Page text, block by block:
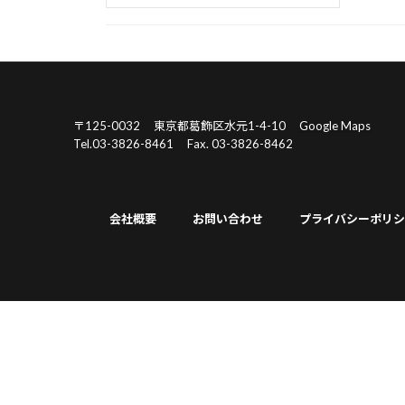
〒125-0032 東京都葛飾区水元1-4-10
Google Maps
Tel.03-3826-8461
Fax. 03-3826-8462
会社概要 お問い合わせ プライバシーポリ